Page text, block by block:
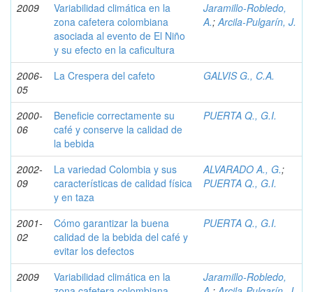
2009
Variabilidad climática en la
zona cafetera colombiana
asociada al evento de El Niño
y su efecto en la caficultura
Jaramillo-Robledo,
A.;Arcila-Pulgarín, J.
2006-
05
La Crespera del cafeto GALVIS G., C.A.
2000-
06
Beneficie correctamente su
café y conserve la calidad de
la bebida
PUERTA Q., G.I.
2002-
09
La variedad Colombia y sus
características de calidad física
y en taza
ALVARADO A., G.;
PUERTA Q., G.I.
2001-
02
Cómo garantizar la buena
calidad de la bebida del café y
evitar los defectos
PUERTA Q., G.I.
2009
Variabilidad climática en la
Jaramillo-Robledo,